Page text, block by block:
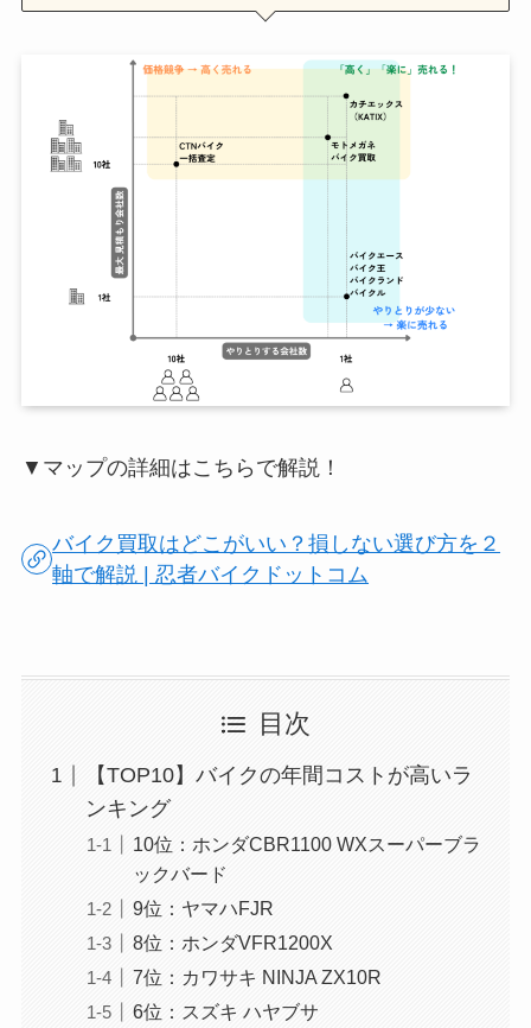
▼マップの詳細はこちらで解説！
バイク買取はどこがいい？損しない選び方を２
軸で解説 | 忍者バイクドットコム
目次
【TOP10】バイクの年間コストが高いラ
ンキング
10位：ホンダCBR1100 WXスーパーブラ
ックバード
9位：ヤマハFJR
8位：ホンダVFR1200X
7位：カワサキ NINJA ZX10R
6位：スズキ ハヤブサ